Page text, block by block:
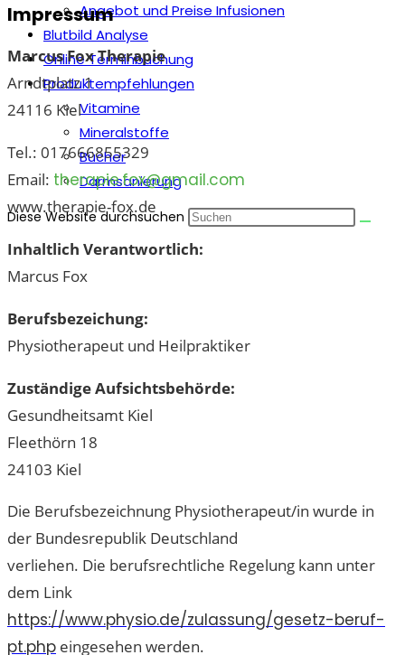
Angebot und Preise Infusionen
Blutbild Analyse
Online Terminbuchung
Produktempfehlungen
Vitamine
Mineralstoffe
Bücher
Darmsanierung
Diese Website durchsuchen
Impressum
Marcus Fox Therapie
Arndtplatz 1
24116 Kiel
Tel.: 017666855329
Email: therapie.fox@gmail.com
www.therapie-fox.de
Inhaltlich Verantwortlich:
Marcus Fox
Berufsbezeichung:
Physiotherapeut und Heilpraktiker
Zuständige Aufsichtsbehörde:
Gesundheitsamt Kiel
Fleethörn 18
24103 Kiel
Die Berufsbezeichnung Physiotherapeut/in wurde in
der Bundesrepublik Deutschland
verliehen. Die berufsrechtliche Regelung kann unter
dem Link
https://www.physio.de/zulassung/gesetz-beruf-
pt.php eingesehen werden.